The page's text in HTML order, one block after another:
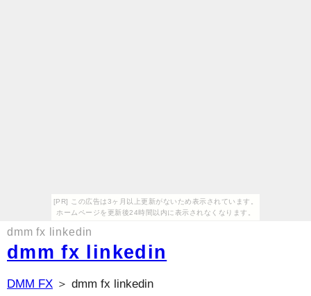
[PR] この広告は3ヶ月以上更新がないため表示されています。
ホームページを更新後24時間以内に表示されなくなります。
dmm fx linkedin
dmm fx linkedin
DMM FX ＞ dmm fx linkedin